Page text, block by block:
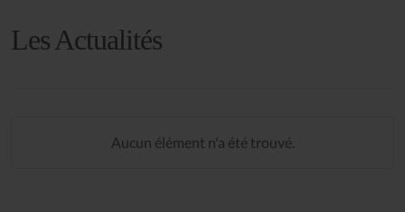
Les Actualités
Aucun élément n'a été trouvé.